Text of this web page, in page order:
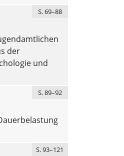
S. 69–88
der
und
S. 89–92
S. 93–121